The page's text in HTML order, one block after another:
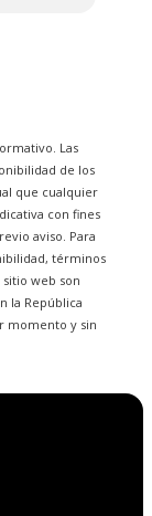
Las
de los
que cualquier
con fines
aviso. Para
términos
web son
la República
momento y sin